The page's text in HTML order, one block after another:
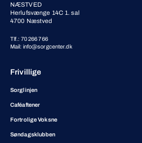
NÆSTVED
Herlufsvænge 14C 1. sal
4700 Næstved
Tlf.: 70 266 766
Mail: info@sorgcenter.dk
Frivillige
Sorglinjen
Caféaftener
Fortrolige Voksne
Søndagsklubben